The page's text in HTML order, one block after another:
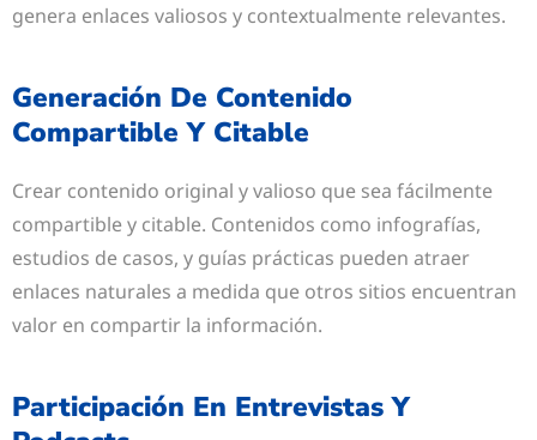
genera enlaces valiosos y contextualmente relevantes.
Generación De Contenido
Compartible Y Citable
Crear contenido original y valioso que sea fácilmente
compartible y citable. Contenidos como infografías,
estudios de casos, y guías prácticas pueden atraer
enlaces naturales a medida que otros sitios encuentran
valor en compartir la información.
Participación En Entrevistas Y